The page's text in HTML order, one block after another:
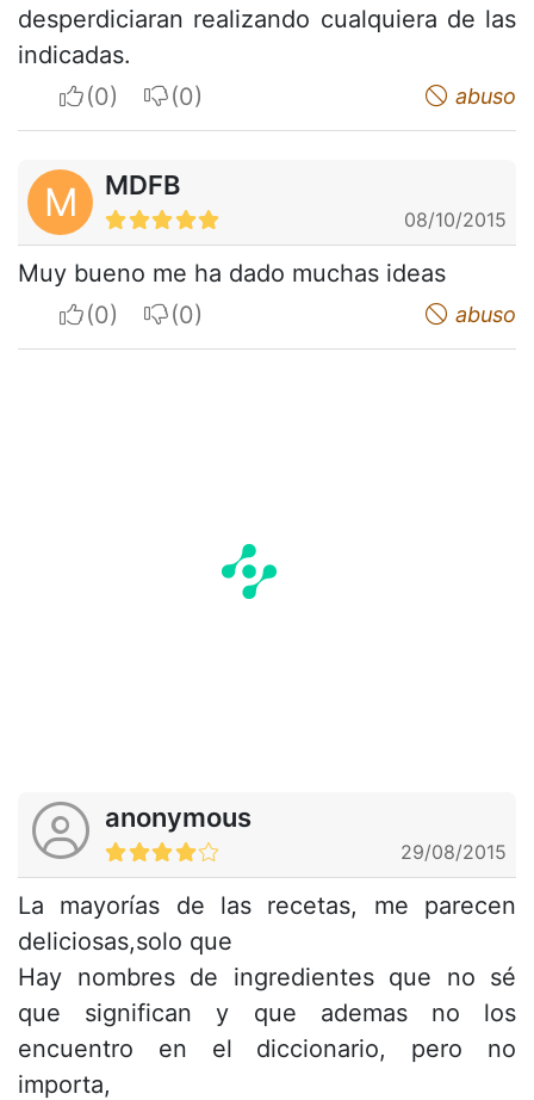
desperdiciaran realizando cualquiera de las
indicadas.
I apreciateI do not appreciate abuso
M MDFB
08/10/2015
Muy bueno me ha dado muchas ideas
I apreciateI do not appreciate abuso
anonymous
29/08/2015
La mayorías de las recetas, me parecen
deliciosas,solo que
Hay nombres de ingredientes que no sé
que significan y que ademas no los
encuentro en el diccionario, pero no
importa,